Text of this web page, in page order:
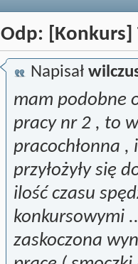
Odp: [Konkurs]
Napisał
mam podobne
pracy nr 2 , to
pracochłonna ,
przyłożyły się
ilość czasu
konkursowymi
zaskoczona